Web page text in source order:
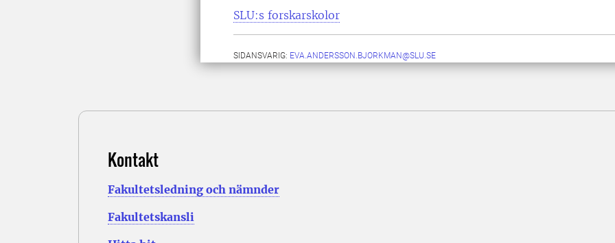
SLU:s forskarskolor
SIDANSVARIG: EVA.ANDERSSON.BJORKMAN@SLU.SE
Kontakt
Fakultetsledning och nämnder
Fakultetskansli